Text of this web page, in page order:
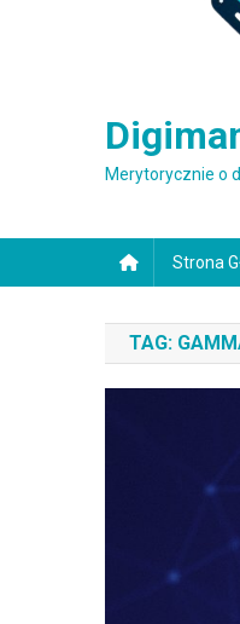
Merytorycznie o
Strona
TAG: